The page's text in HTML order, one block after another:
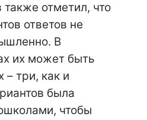
отметил, что
ответов не
В
их может быть
– три, как и
была
чтобы